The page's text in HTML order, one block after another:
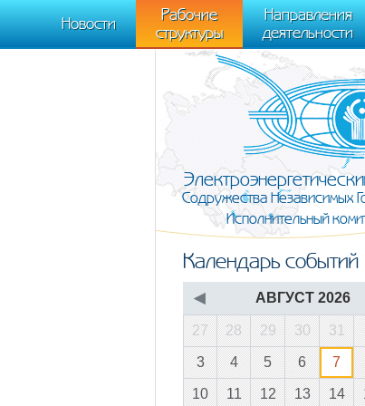
m[i].l=1*new Date(); for (var j = 0; j < document.scripts.length; j++)
document, "script", "https://mc.yandex.ru/metrika/tag.js", "ym");
Новости
Рабочие
структуры
Направления
деятельности
Содружества Независимых
Исполнительный
Календарь событий
◀ АВГУСТ 2026
27 28 29 30 31
3 4 5 6 7
10 11 12 13 14